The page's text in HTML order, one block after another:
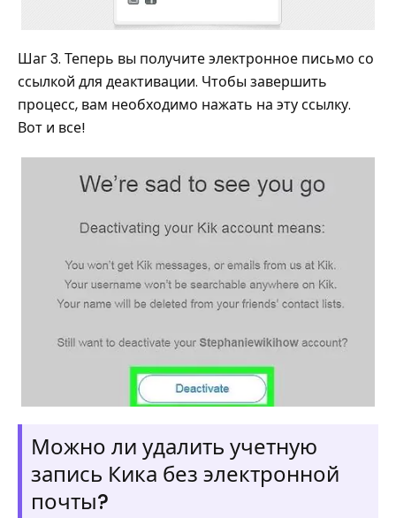
Шаг 3. Теперь вы получите электронное письмо со
ссылкой для деактивации. Чтобы завершить
процесс, вам необходимо нажать на эту ссылку.
Вот и все!
Можно ли удалить учетную
запись Кика без электронной
почты?